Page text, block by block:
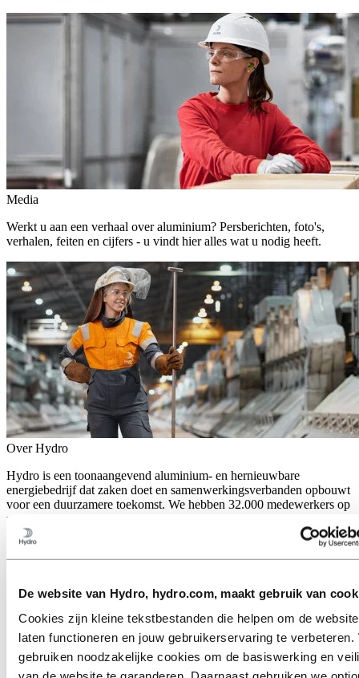
De website van Hydro, hydro.com, maakt gebruik van
Cookies zijn kleine tekstbestanden die helpen om de
laten functioneren en jouw gebruikerservaring te verbeteren.
gebruiken noodzakelijke cookies om de basiswerking en
Media
Werkt u aan een verhaal over aluminium? Persberichten, foto's,
verhalen, feiten en cijfers - u vindt hier alles wat u nodig heeft.
Over Hydro
Hydro is een toonaangevend aluminium- en hernieuwbare
energiebedrijf dat zaken doet en samenwerkingsverbanden opbouwt
voor een duurzamere toekomst. We hebben 32.000 medewerkers op
meer dan 140 locaties en in 40 landen.
Producten
Over aluminium
Innovatie en R&D
Ga naar:
Ga naar:Sustainability
Onze aanpak